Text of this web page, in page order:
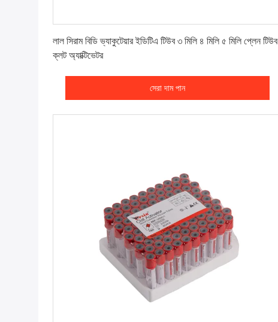
লাল সিরাম বিডি ভ্যাকুটেয়ার ইডিটিএ টিউব ৩ মিলি ৪ মিলি ৫ মিলি প্লেন টিউব
ক্লট অ্যাক্টিভেটর
সেরা দাম পান